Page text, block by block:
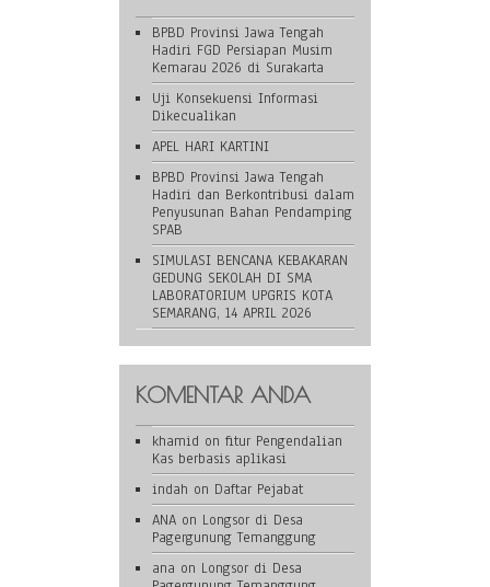
BPBD Provinsi Jawa Tengah
Hadiri FGD Persiapan Musim
Kemarau 2026 di Surakarta
Uji Konsekuensi Informasi
Dikecualikan
APEL HARI KARTINI
BPBD Provinsi Jawa Tengah
Hadiri dan Berkontribusi dalam
Penyusunan Bahan Pendamping
SPAB
SIMULASI BENCANA KEBAKARAN
GEDUNG SEKOLAH DI SMA
LABORATORIUM UPGRIS KOTA
SEMARANG, 14 APRIL 2026
KOMENTAR ANDA
khamid on fitur Pengendalian
Kas berbasis aplikasi
indah on Daftar Pejabat
ANA on Longsor di Desa
Pagergunung Temanggung
ana on Longsor di Desa